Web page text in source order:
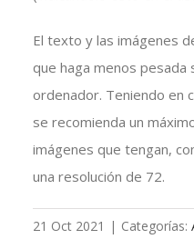
El texto y las imágenes
que haga menos pesada
ordenador. Teniendo en
se recomienda un
imágenes que tengan,
una resolución de 72.
21 Oct 2021 | Categorías: